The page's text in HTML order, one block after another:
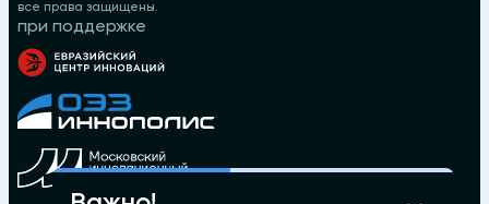
все права защищены.
при поддержке